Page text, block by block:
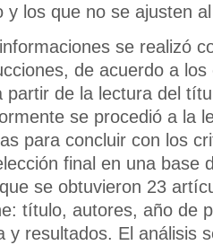
y los que no se ajusten
se realizó
de acuerdo a los
partir de la lectura del
se procedió a la
para concluir con los
final en una base
se obtuvieron 23
título, autores, año de
y resultados. El análisis